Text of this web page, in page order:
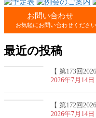
お問い合わせ
お気軽にお問い合わせください
最近の投稿
【 第173回
2026年7月14日
【 第172回
2026年7月14日